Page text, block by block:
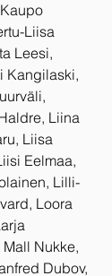
Liisa
Leesi,
Kangilaski,
Liina
Liisa
Eelmaa,
Lilli-
Loora
Nukke,
Dubov,